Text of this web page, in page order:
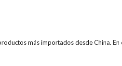
más importados desde China. En